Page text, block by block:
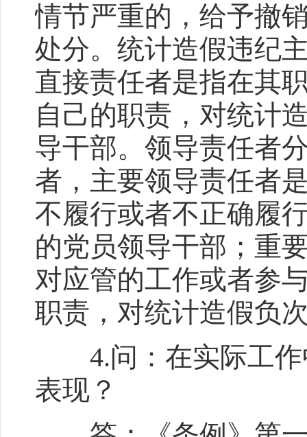
情节严重的，给予撤
处分。统计造假违纪
直接责任者是指在其
自己的职责，对统计
导干部。领导责任者
者，主要领导责任者
不履行或者不正确履
的党员领导干部；重
对应管的工作或者参
职责，对统计造假负
4.问：在实际工作
表现？